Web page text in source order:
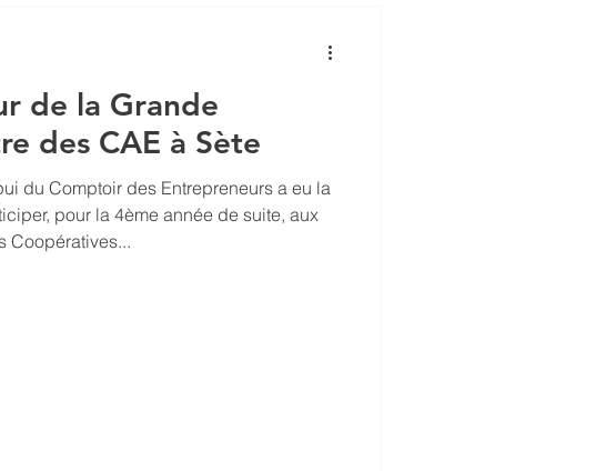
de la Grande
des CAE à Sète
du Comptoir des Entrepreneurs a eu la
pour la 4ème année de suite, aux
Coopératives...